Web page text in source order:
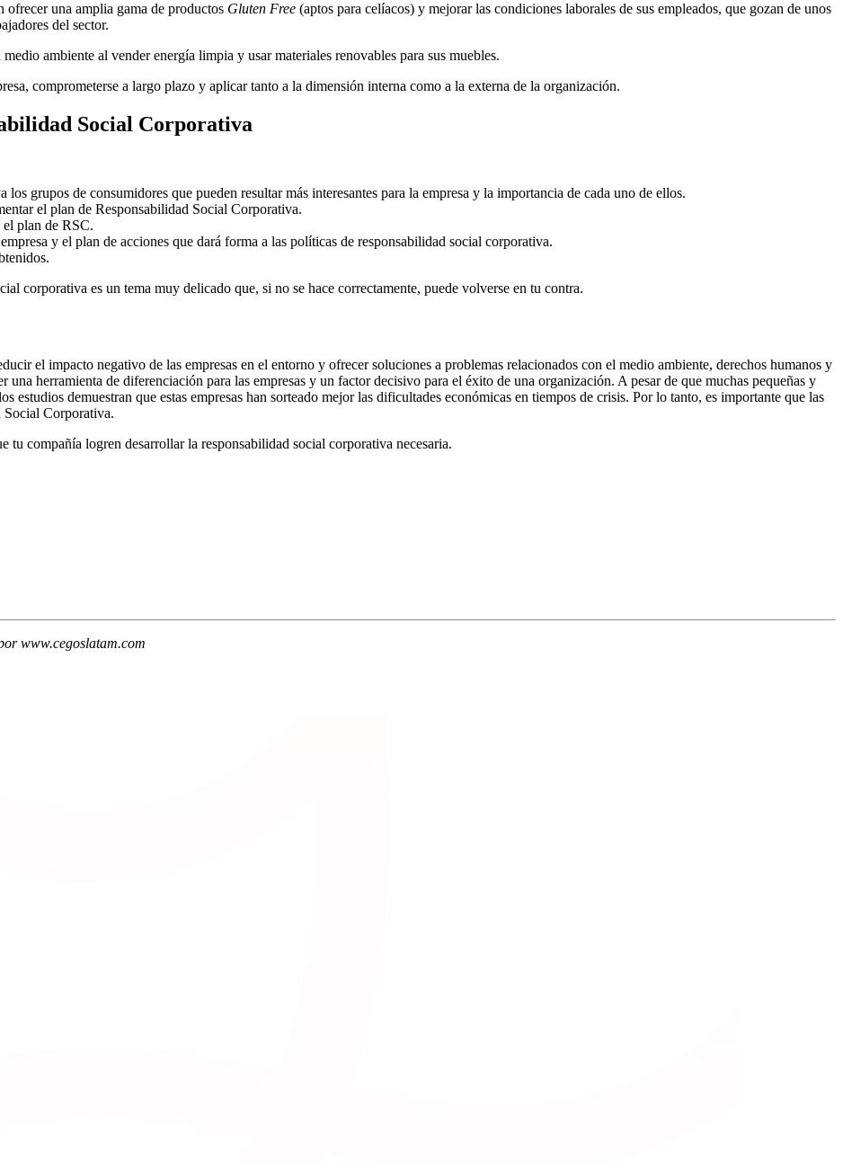
ofrecer una amplia gama de productos Gluten Free (aptos para celíacos) y mejorar las condiciones laborales de sus empleados, que gozan de unos
del sector.
ambiente al vender energía limpia y usar materiales renovables para sus muebles.
comprometerse a largo plazo y aplicar tanto a la dimensión interna como a la externa de la organización.
Social Corporativa
grupos de consumidores que pueden resultar más interesantes para la empresa y la importancia de cada uno de ellos.
el plan de Responsabilidad Social Corporativa.
el plan de RSC.
y el plan de acciones que dará forma a las políticas de responsabilidad social corporativa.
corporativa es un tema muy delicado que, si no se hace correctamente, puede volverse en tu contra.
el impacto negativo de las empresas en el entorno y ofrecer soluciones a problemas relacionados con el medio ambiente, derechos humanos y
herramienta de diferenciación para las empresas y un factor decisivo para el éxito de una organización. A pesar de que muchas pequeñas y
estudios demuestran que estas empresas han sorteado mejor las dificultades económicas en tiempos de crisis. Por lo tanto, es importante que las
Social Corporativa.
tu compañía logren desarrollar la responsabilidad social corporativa necesaria.
www.cegoslatam.com